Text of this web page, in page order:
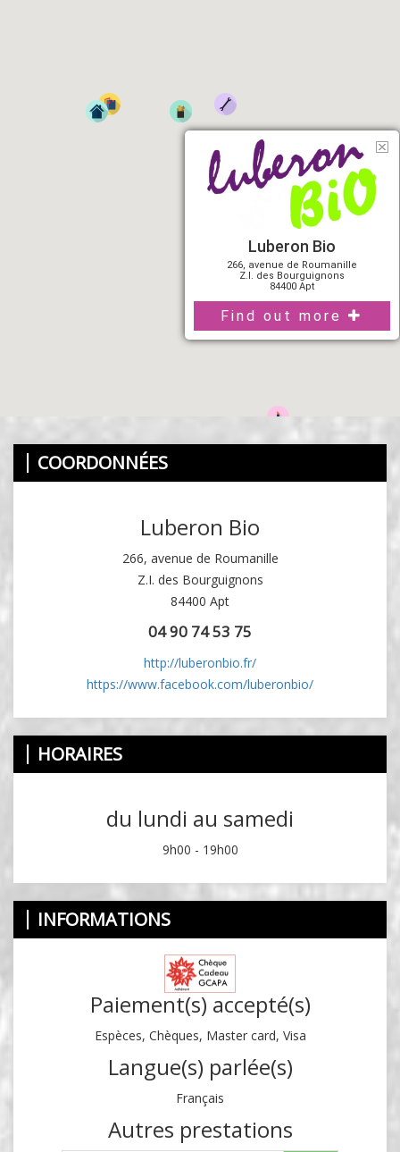
Luberon Bio
266, avenue de Roumanille
Z.I. des Bourguignons
84400 Apt
Find out more
COORDONNÉES
Luberon Bio
266, avenue de Roumanille
Z.I. des Bourguignons
84400 Apt
04 90 74 53 75
http://luberonbio.fr/
https://www.facebook.com/luberonbio/
HORAIRES
du lundi au samedi
9h00 - 19h00
INFORMATIONS
Paiement(s) accepté(s)
Espèces, Chèques, Master card, Visa
Langue(s) parlée(s)
Français
Autres prestations